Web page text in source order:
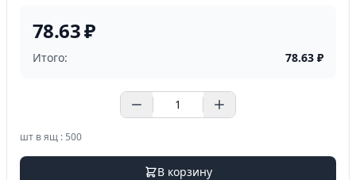
78.63 ₽
Итого: 78.63 ₽
шт в ящ : 500
В корзину